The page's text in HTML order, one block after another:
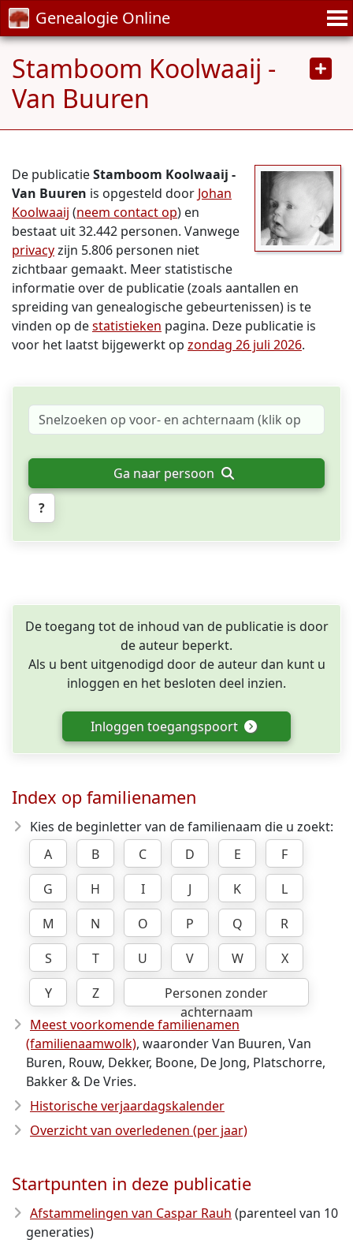
Genealogie Online
Stamboom Koolwaaij -
Van Buuren
De publicatieStamboom Koolwaaij -
Van Buuren is opgesteld door Johan
Koolwaaij (neem contact op) en
bestaat uit 32.442 personen. Vanwege
privacyzijn 5.806 personen niet
zichtbaar gemaakt. Meer statistische
informatie over de publicatie (zoals aantallen en
spreiding van genealogische gebeurtenissen) is te
vinden op destatistieken pagina. Deze publicatie is
voor het laatst bijgewerkt op zondag 26 juli 2026.
Ga naar persoon
?
De toegang tot de inhoud van de publicatie is door
de auteur beperkt.
Als u bent uitgenodigd door de auteur dan kunt u
inloggen en het besloten deel inzien.
Inloggen toegangspoort
Index op familienamen
Kies de beginletter van de familienaam die u zoekt:
A
B C D E
F
G
H I J K
L
M
N O P Q
R
S
T U V W
X
Y
Z
Personen zonder
achternaam
Meest voorkomende familienamen
(familienaamwolk), waaronder Van Buuren, Van
Buren, Rouw, Dekker, Boone, De Jong, Platschorre,
Bakker & De Vries.
Historische verjaardagskalender
Overzicht van overledenen (per jaar)
Startpunten in deze publicatie
Afstammelingen van Caspar Rauh (parenteel van 10
generaties)